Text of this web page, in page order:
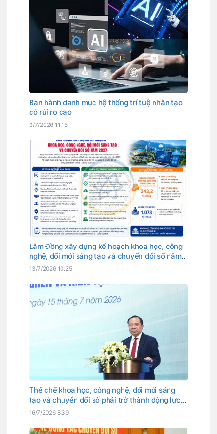
Ban hành danh mục hệ thống trí tuệ nhân tạo
có rủi ro cao
3/7/2026 11:15
Lâm Đồng xây dựng kế hoạch khoa học, công
nghệ, đổi mới sáng tạo và chuyển đổi số năm
2027
13/7/2026 10:25
Thể chế khoa học, công nghệ, đổi mới sáng
tạo và chuyển đổi số phải trở thành động lực
phát triển
16/7/2026 8:39